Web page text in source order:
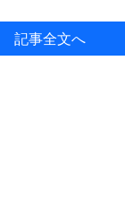
記事全文へ